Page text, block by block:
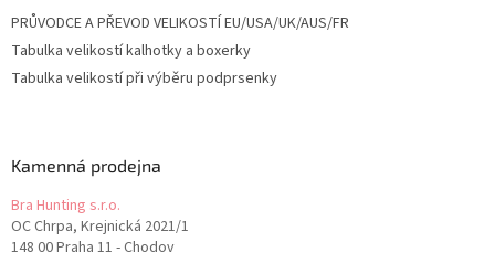
PRŮVODCE A PŘEVOD VELIKOSTÍ EU/USA/UK/AUS/FR
Tabulka velikostí kalhotky a boxerky
Tabulka velikostí při výběru podprsenky
Kamenná prodejna
Bra Hunting s.r.o.
OC Chrpa, Krejnická 2021/1
148 00 Praha 11 - Chodov